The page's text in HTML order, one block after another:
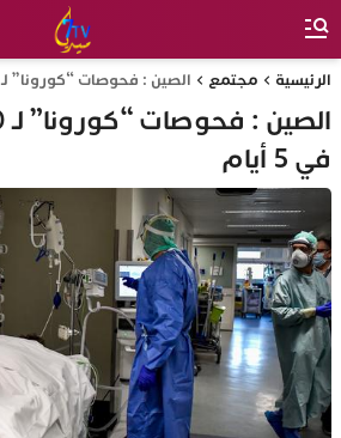
الرئيسية مجتمع الصين : فحوصات “كورونا” لـ 10 ملايين شخص في 5 أيام
في 5 أيام